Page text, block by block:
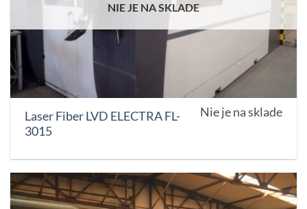
NIE JE NA SKLADE
Laser Fiber LVD ELECTRA FL-
3015
Nie je na sklade